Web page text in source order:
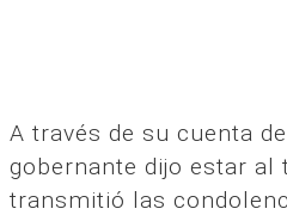
A través de su cuenta
gobernante dijo estar al
transmitió las